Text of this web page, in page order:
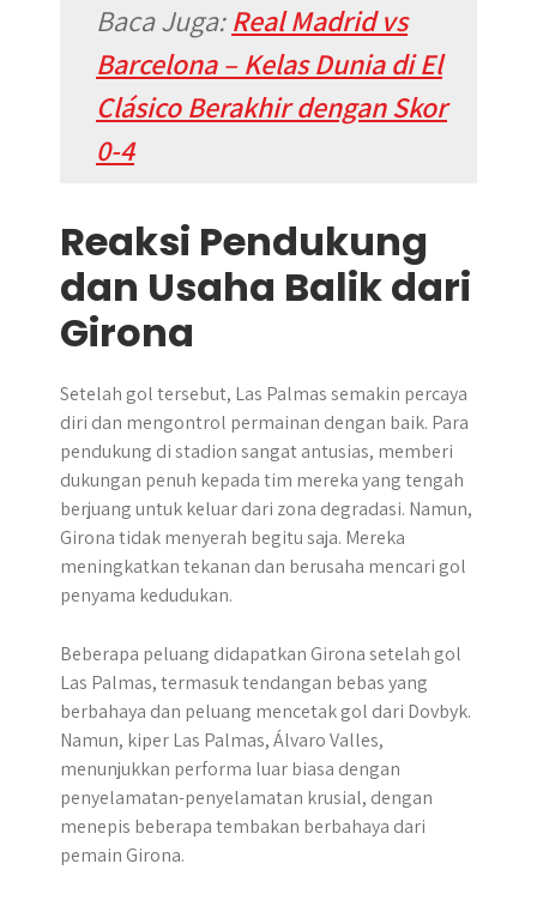
Baca Juga:Real Madrid vs
Barcelona – Kelas Dunia di El
Clásico Berakhir dengan Skor
0-4
Reaksi Pendukung
dan Usaha Balik dari
Girona
Setelah gol tersebut, Las Palmas semakin percaya
diri dan mengontrol permainan dengan baik. Para
pendukung di stadion sangat antusias, memberi
dukungan penuh kepada tim mereka yang tengah
berjuang untuk keluar dari zona degradasi. Namun,
Girona tidak menyerah begitu saja. Mereka
meningkatkan tekanan dan berusaha mencari gol
penyama kedudukan.
Beberapa peluang didapatkan Girona setelah gol
Las Palmas, termasuk tendangan bebas yang
berbahaya dan peluang mencetak gol dari Dovbyk.
Namun, kiper Las Palmas, Álvaro Valles,
menunjukkan performa luar biasa dengan
penyelamatan-penyelamatan krusial, dengan
menepis beberapa tembakan berbahaya dari
pemain Girona.